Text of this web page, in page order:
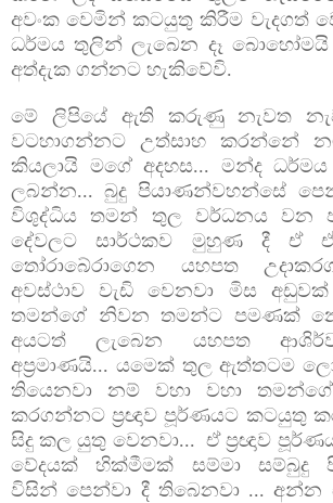
අවංක වෙමින් කටයුතු කිරීම වැදගත්
ධර්මය තුලින් ලැබෙන දෑ
අත්දැක ගන්නට හැකිවේවි.
මේ ලිපියේ ඇති කරුණු නැවත
වටහාගන්නට උත්සාහ කරන්නේ
කියලායි මගේ අදහස... මන්ද
ලබන්න... බුදු පියාණන්වහන්සේ
විශුද්ධිය
තමන් තුල වර්ධනය වන
දේවලට සාර්ථකව මුහුණ දී ඒ ඒ
තෝරාබේරාගෙන යහපත
අවස්ථාව වැඩි වෙනවා මිස
තමන්ගේ නිවන තමන්ට පමණක්
අයටත් ලැබෙන යහපත
අප්‍රමාණයි... යමෙක් තුල ඇත්තටම
තියෙනවා නම් වහා වහා
කරගන්නට ප්‍රඥාව පූර්ණයට කටයුතු
සිදු කල යුතු වෙනවා... ඒ ප්‍රඥාව
වේදයක් හික්මීමක් සම්මා සම්බුදු
විසින් පෙන්වා දී තිබෙනවා ... අන්න